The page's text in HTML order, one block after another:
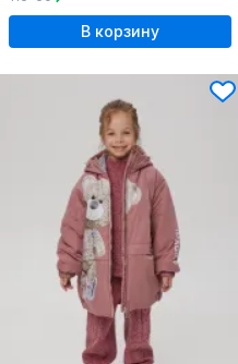
В корзину